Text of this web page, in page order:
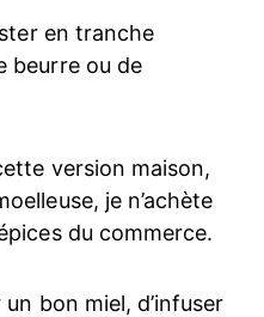
en tranche
beurre ou de
version maison,
je n’achète
du commerce.
bon miel, d’infuser